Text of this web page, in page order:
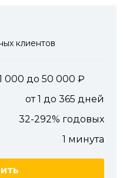
клиентов
000 до 50 000
от 1 до 365 дней
32-292% годовых
1 минута